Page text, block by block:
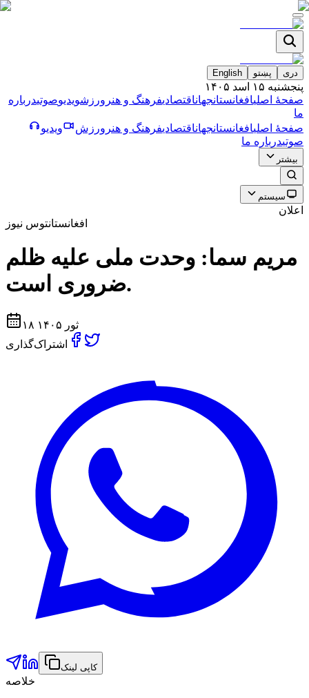
دری پښتو English
پنجشنبه ۱۵ اسد ۱۴۰۵
صفحۀ اصلیافغانستانجهاناقتصادیفرهنگ و هنر ورزشویدیوصوتیدرباره
ما
صفحۀ اصلیافغانستانجهاناقتصادیفرهنگ و هنر ورزش
ویدیو
صوتیدرباره ما
بیشتر
سیستم
اعلان
افغانستانتوس نیوز
مریم سما: وحدت ملی علیه ظلم
ضروری است.
۱۸ ثور ۱۴۰۵
اشتراک‌گذاری
کاپی لینک
خلاصه